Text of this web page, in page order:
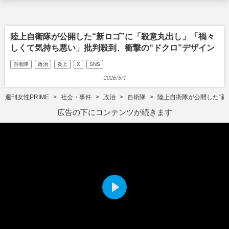
陸上自衛隊が公開した“新ロゴ”に「殺意丸出し」「禍々
しくて気持ち悪い」批判殺到、衝撃の“ドクロ”デザイン
自衛隊 政治 炎上 X SNS
2026/5/1
週刊女性PRIME 社会・事件 政治 自衛隊 陸上自衛隊が公開した“
広告の下にコンテンツが続きます
P